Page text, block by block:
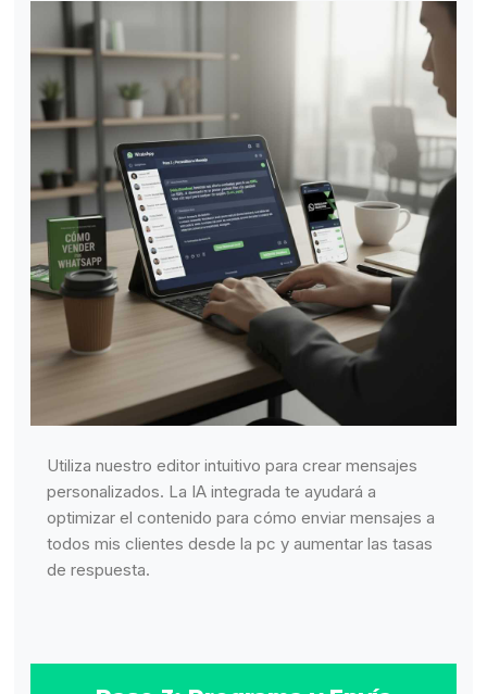
Utiliza nuestro editor intuitivo para crear mensajes
personalizados. La IA integrada te ayudará a
optimizar el contenido para cómo enviar mensajes a
todos mis clientes desde la pc y aumentar las tasas
de respuesta.